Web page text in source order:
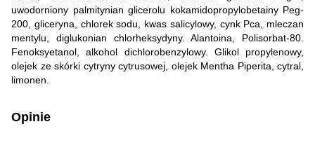
uwodorniony palmitynian glicerolu kokamidopropylobetainy Peg-
200, gliceryna, chlorek sodu, kwas salicylowy, cynk Pca, mleczan
mentylu, diglukonian chlorheksydyny. Alantoina, Polisorbat-80.
Fenoksyetanol, alkohol dichlorobenzylowy. Glikol propylenowy,
olejek ze skórki cytryny cytrusowej, olejek Mentha Piperita, cytral,
limonen.
Opinie